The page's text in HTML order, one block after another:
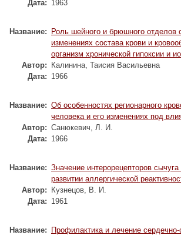
Дата: 1963
Название:
Роль шейного и брюшного отделов
изменениях состава крови и
организм хронической гипоксии и
Автор:
Калинина, Таисия Васильевна
Дата: 1966
Название: Об особенностях регионарного
человека и его изменениях под
Автор: Санюкевич, Л. И.
Дата: 1966
Название: Значение интерорецепторов
развитии аллергической
Автор:
Кузнецов, В. И.
Дата: 1961
Название:
Профилактика и лечение